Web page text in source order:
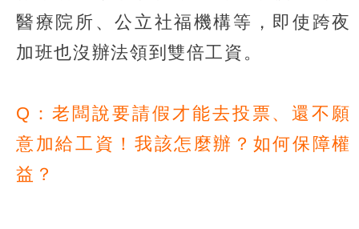
醫療院所、公立社福機構等，即使跨夜
加班也沒辦法領到雙倍工資。
Q：老闆說要請假才能去投票、還不願
意加給工資！我該怎麼辦？如何保障權
益？